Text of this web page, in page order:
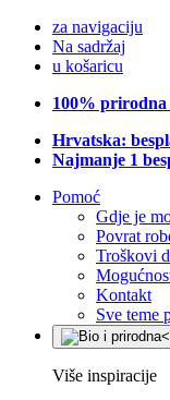
za navigaciju
Na sadržaj
u košaricu
100% prirodna
Hrvatska:
Najmanje 1
Pomoć
Gdje je
Povrat
Troškovi
Kontakt
Sve teme
Više inspiracije